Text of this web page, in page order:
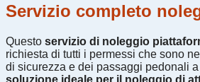
Servizio completo
Questo servizio di noleggio
richiesta di tutti i permessi che sono
di sicurezza e dei passaggi pedonali
soluzione ideale per il noleggio di